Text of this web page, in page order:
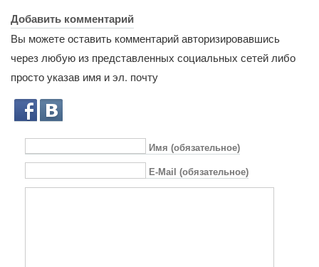
Добавить комментарий
Вы можете оставить комментарий авторизировавшись
через любую из представленных социальных сетей либо
просто указав имя и эл. почту
Имя (обязательное)
E-Mail (обязательное)